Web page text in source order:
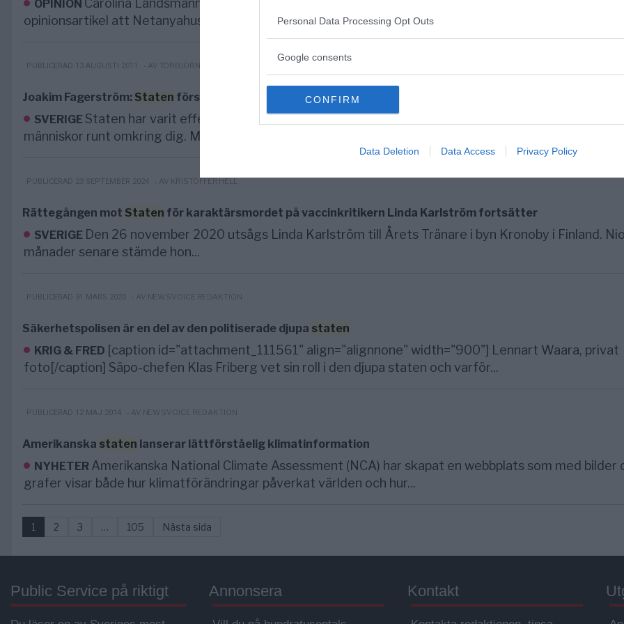
Personal Data Processing Opt Outs
Google consents
CONFIRM
Data Deletion Data Access Privacy Policy
OPINION Carolina Landsmann, som är redaktör på Haaretz, Israels äldsta nyhetstidning, skriver i en
opinionsartikel att Netanyahus politik och hans anhängare...
PUBLICERAD 13 AUGUSTI 2011 - AV TORBJÖRN SASSERSSON
Joakim Fagerström: Staten förstör civilsamhället
SVERIGE Staten har varit effektiv när det gäller att förstöra civilsamhället, medkänsla och
människor runt omkring dig. Men vi...
PUBLICERAD 23 SEPTEMBER 2024 - AV KRISTOFFER HELL
Rättegången mot Staten för karaktärsmordet på vaccinkritikern Linda Karlström fortsätter
SVERIGE Den 26 november 2020 utsågs Linda Karlström till Årets Tränare i byn Kronoby i Finland. Nio
månader senare stämde hon...
PUBLICERAD 31 MARS 2020 - AV NEWSVOICE REDAKTION
Säkerhetspolisen är en del av den politiserade djupa staten
KRIG & FRED [caption id="attachment_111561" align="alignnone" width="900"] Lennart Waara, privat
foto[/caption] Säpo-chefen Klas Friberg vet sin roll i den djupa staten och varför...
PUBLICERAD 12 MAJ 2014 - AV NEWSVOICE REDAKTION
Amerikanska staten lanserar lättförståelig klimatinformation
NYHETER Amerikanska National Climate Assessment (NCA) har skapat en webbplats som med bilder
grafer visar både hur klimatförändringar påverkat världen och hur...
1 2 3 … 105 Nästa sida
Public Service på riktigt Annonsera Kontakt